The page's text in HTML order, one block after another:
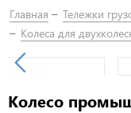
Главная Тележки
Колеса для
Колесо